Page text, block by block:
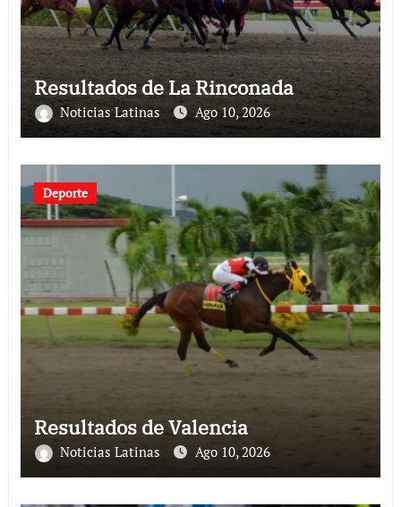
Resultados de La Rinconada
Noticias Latinas Ago 10, 2026
Deporte
Resultados de Valencia
Noticias Latinas Ago 10, 2026